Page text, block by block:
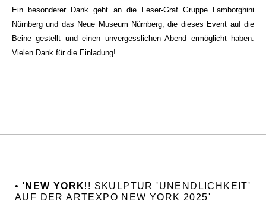
Ein besonderer Dank geht an die Feser-Graf Gruppe Lamborghini
Nürnberg und das Neue Museum Nürnberg, die dieses Event auf die
Beine gestellt und einen unvergesslichen Abend ermöglicht haben.
Vielen Dank für die Einladung!
• ' NEW YORK!! SKULPTUR 'UNENDLICHKEIT'
AUF DER ARTEXPO NEW YORK 2025'